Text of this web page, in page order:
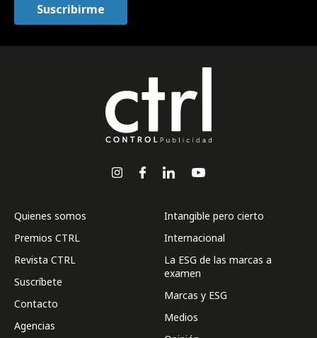
Quienes somos
Premios CTRL
Revista CTRL
Suscríbete
Contacto
Agencias
Intangible pero cierto
Internacional
La ESG de las marcas a
examen
Marcas y ESG
Medios